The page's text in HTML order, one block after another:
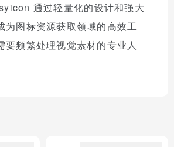
通过轻量化的设计和强大
为图标资源获取领域的高效工
要频繁处理视觉素材的专业人